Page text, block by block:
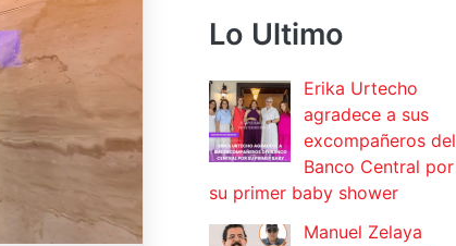
Lo Ultimo
Erika Urtecho
agradece a sus
excompañeros del
Banco Central por
su primer baby shower
Manuel Zelaya